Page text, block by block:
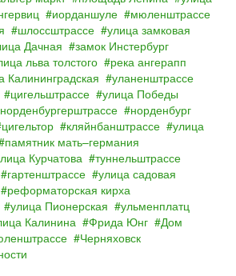
иорданшуле
мюленштрассе
шлоссштрассе
улица замковая
Дачная
замок Инстербург
льва толстого
река ангерапп
Калининградская
уланенштрассе
цигельштрассе
улица Победы
норденбургерштрассе
норденбург
цигельтор кляйнбанштрассе
улица
памятник мать–германия
Курчатова
туннельштрассе
гартенштрассе
улица садовая
реформаторская кирха
улица Пионерская
ульменплатц
Калинина Фрида Юнг
Дом
Черняховск